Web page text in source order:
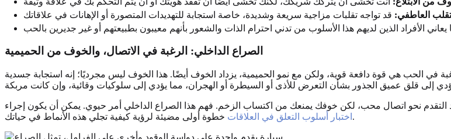
العاطفي:
الصراع الداخلي: الرغبة في الاتصال، والخوف من الحميمية
في الحب هي قوة دافعة قوية، ولكن مع نمو الحميمية، يزداد الخوف أيضًا. هذا الخوف ليس مجرديًا؛ إنه استجابة جسدية
التقدم نحو اتصال محب، لكن خوفك يمنعك من اكتساب الزخم. فهم هذا الصراع الداخلي أمر حيوي. يمكن أن يكون إجراء
اختبار أسلوب التعلق في العلاقات خطوة أولى مضيئة لرؤية كيفية تجلي هذه الأنماط في حياتك.